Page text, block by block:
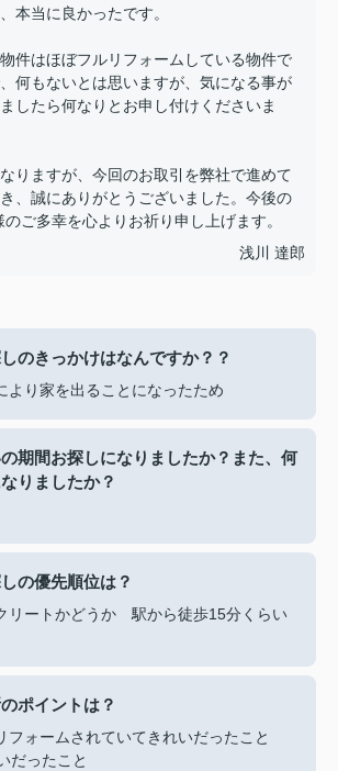
本当に良かったです。
件はほぼフルリフォームしている物件で
何もないとは思いますが、気になる事が
したら何なりとお申し付けくださいま
りますが、今回のお取引を弊社で進めて
、誠にありがとうございました。今後の
のご多幸を心よりお祈り申し上げます。
浅川 達郎
のきっかけはなんですか？？
より家を出ることになったため
期間お探しになりましたか？また、何
りましたか？
の優先順位は？
ートかどうか 駅から徒歩15分くらい
ポイントは？
ォームされていてきれいだったこと
だったこと